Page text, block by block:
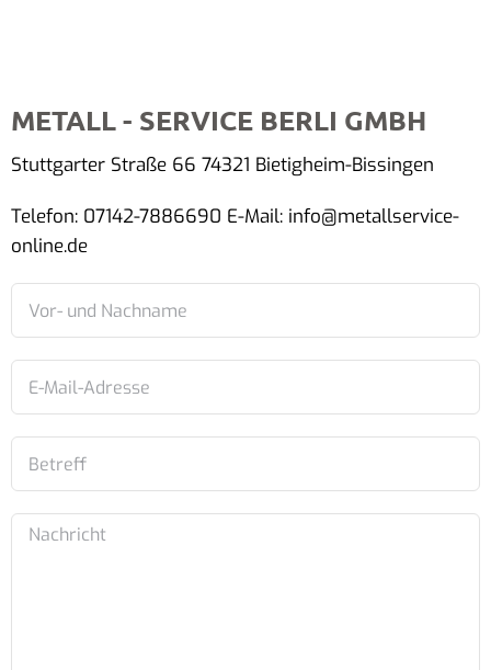
METALL - SERVICE BERLI GMBH
Stuttgarter Straße 66 74321 Bietigheim-Bissingen
Telefon: 07142-7886690 E-Mail: info@metallservice-
online.de